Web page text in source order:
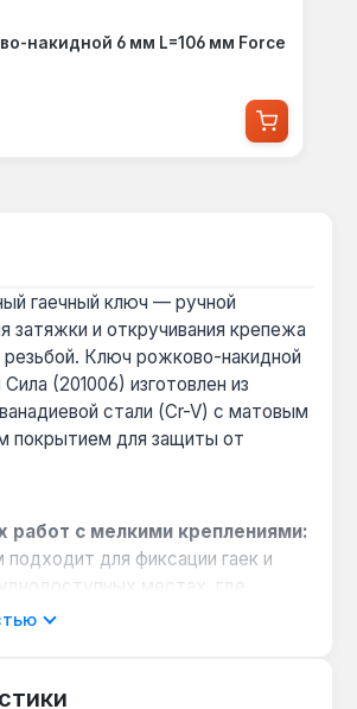
накидной 6 мм L=106 мм Force
гаечный ключ — ручной
затяжки и откручивания крепежа
Ключ рожково-накидной
(201006) изготовлен из
стали (Cr-V) с матовым
покрытием для защиты от
работ с мелкими креплениями:
для фиксации гаек и
местах, где
и контроль усилия.
а накидная 12-гранная —